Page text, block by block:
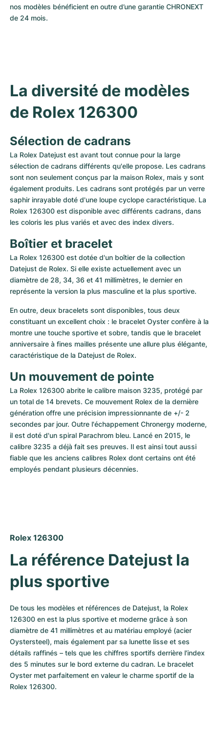
nos modèles bénéficient en outre d’une garantie CHRONEXT
de 24 mois.
La diversité de modèles
de Rolex 126300
Sélection de cadrans
La Rolex Datejust est avant tout connue pour la large
sélection de cadrans différents qu'elle propose. Les cadrans
sont non seulement conçus par la maison Rolex, mais y sont
également produits. Les cadrans sont protégés par un verre
saphir inrayable doté d'une loupe cyclope caractéristique. La
Rolex 126300 est disponible avec différents cadrans, dans
les coloris les plus variés et avec des index divers.
Boîtier et bracelet
La Rolex 126300 est dotée d'un boîtier de la collection
Datejust de Rolex. Si elle existe actuellement avec un
diamètre de 28, 34, 36 et 41 millimètres, le dernier en
représente la version la plus masculine et la plus sportive.
En outre, deux bracelets sont disponibles, tous deux
constituant un excellent choix : le bracelet Oyster confère à la
montre une touche sportive et sobre, tandis que le bracelet
anniversaire à fines mailles présente une allure plus élégante,
caractéristique de la Datejust de Rolex.
Un mouvement de pointe
La Rolex 126300 abrite le calibre maison 3235, protégé par
un total de 14 brevets. Ce mouvement Rolex de la dernière
génération offre une précision impressionnante de +/- 2
secondes par jour. Outre l'échappement Chronergy moderne,
il est doté d'un spiral Parachrom bleu. Lancé en 2015, le
calibre 3235 a déjà fait ses preuves. Il est ainsi tout aussi
fiable que les anciens calibres Rolex dont certains ont été
employés pendant plusieurs décennies.
Rolex 126300
La référence Datejust la
plus sportive
De tous les modèles et références de Datejust, la Rolex
126300 en est la plus sportive et moderne grâce à son
diamètre de 41 millimètres et au matériau employé (acier
Oystersteel), mais également par sa lunette lisse et ses
détails raffinés – tels que les chiffres sportifs derrière l'index
des 5 minutes sur le bord externe du cadran. Le bracelet
Oyster met parfaitement en valeur le charme sportif de la
Rolex 126300.